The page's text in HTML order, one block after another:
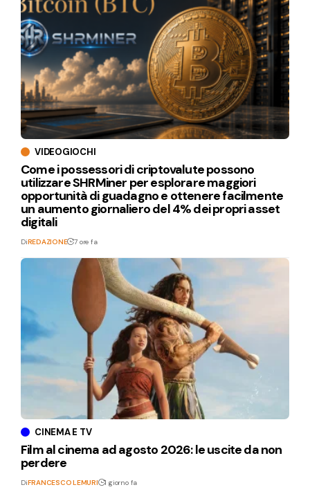
VIDEOGIOCHI
Come i possessori di criptovalute possono
utilizzare SHRMiner per esplorare maggiori
opportunità di guadagno e ottenere facilmente
un aumento giornaliero del 4% dei propri asset
digitali
DiREDAZIONE 7 ore fa
CINEMA E TV
Film al cinema ad agosto 2026: le uscite da non
perdere
DiFRANCESCO LEMURI 1 giorno fa